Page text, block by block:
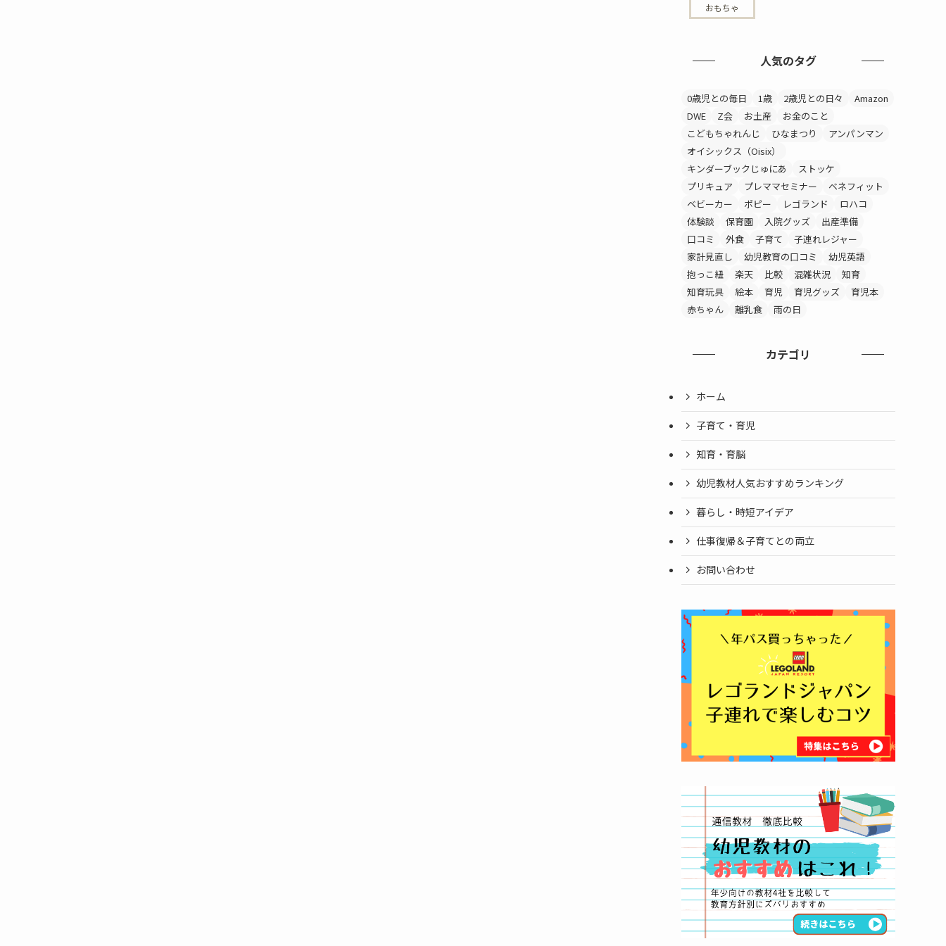
おもちゃ
人気のタグ
0歳児との毎日 1歳 2歳児との日々
Amazon
DWE
Z会 お土産
お金のこと
こどもちゃれんじ
ひなまつり
アンパンマン
オイシックス（Oisix）
キンダーブックじゅにあ
ストッケ
プリキュア
プレママセミナー
ベネフィット
ベビーカー
ポピー レゴランド
ロハコ
体験談
保育園 入院グッズ
出産準備
口コミ
外食 子育て
子連れレジャー
家計見直し
幼児教育の口コミ
幼児英語
抱っこ紐
楽天 比較 混雑状況
知育
知育玩具
絵本 育児 育児グッズ
育児本
赤ちゃん
離乳食 雨の日
カテゴリ
ホーム
子育て・育児
知育・育脳
幼児教材人気おすすめランキング
暮らし・時短アイデア
仕事復帰＆子育てとの両立
お問い合わせ